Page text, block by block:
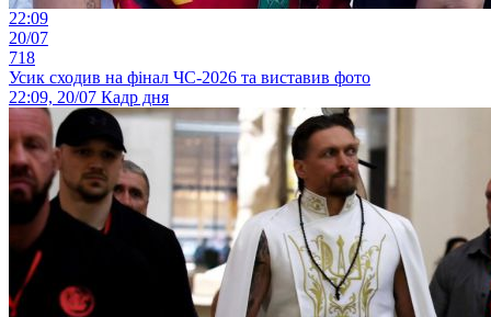
22:09
20/07
718
Усик сходив на фінал ЧС-2026 та виставив фото
22:09, 20/07 Кадр дня